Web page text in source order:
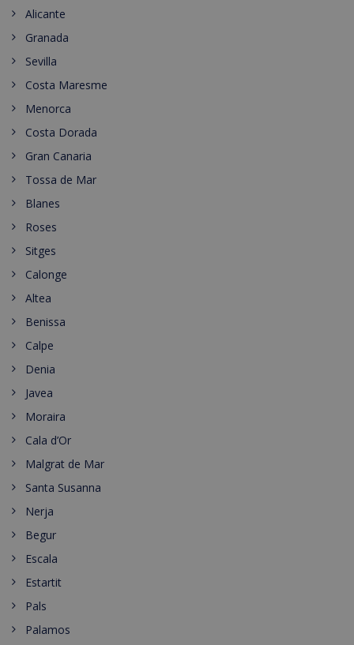
Alicante
Granada
Sevilla
Costa Maresme
Menorca
Costa Dorada
Gran Canaria
Tossa de Mar
Blanes
Roses
Sitges
Calonge
Altea
Benissa
Calpe
Denia
Javea
Moraira
Cala d’Or
Malgrat de Mar
Santa Susanna
Nerja
Begur
Escala
Estartit
Pals
Palamos